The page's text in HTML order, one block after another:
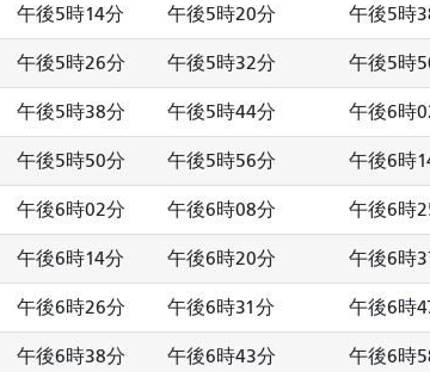
午後5時14分 午後5時20分 午後5時
午後5時26分 午後5時32分 午後5時
午後5時38分 午後5時44分 午後6時
午後5時50分 午後5時56分 午後6時
午後6時02分 午後6時08分 午後6時
午後6時14分 午後6時20分 午後6時
午後6時26分 午後6時31分 午後6時
午後6時38分 午後6時43分 午後6時